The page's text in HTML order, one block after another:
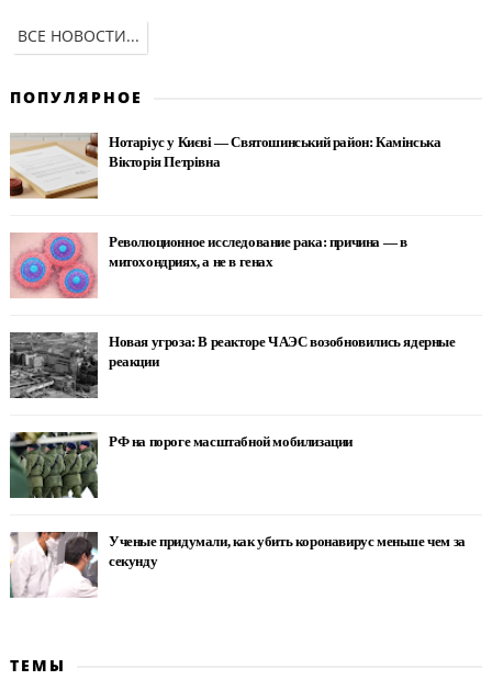
ВСЕ НОВОСТИ...
ПОПУЛЯРНОЕ
Нотаріус у Києві — Святошинський район: Камінська
Вікторія Петрівна
Революционное исследование рака: причина — в
митохондриях, а не в генах
Новая угроза: В реакторе ЧАЭС возобновились ядерные
реакции
РФ на пороге масштабной мобилизации
Ученые придумали, как убить коронавирус меньше чем за
секунду
ТЕМЫ